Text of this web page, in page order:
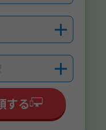
＋
＋
する